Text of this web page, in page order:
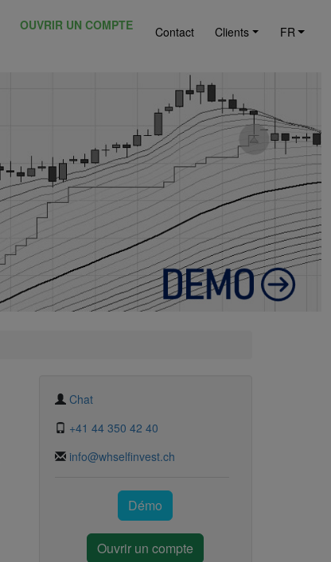
OUVRIR UN COMPTE Contact Clients FR
Chat
+41 44 350 42 40
info@whselfinvest.ch
Démo
Ouvrir un compte